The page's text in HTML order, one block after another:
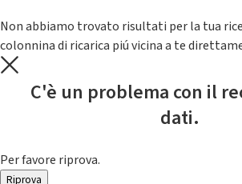
Non abbiamo trovato risultati per la tua
colonnina di ricarica piú vicina a te
C'è un problema con il
dati.
Per favore riprova.
Riprova